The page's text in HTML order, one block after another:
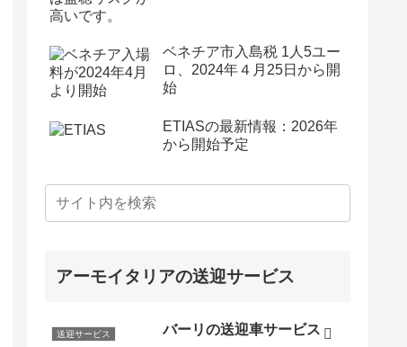
ベネチア市入島税 1人5ユー
ロ、2024年４月25日から開
始
ETIASの最新情報：2026年
から開始予定
アーモイタリアの送迎サービス
送迎サービス バーリの送迎車サービス